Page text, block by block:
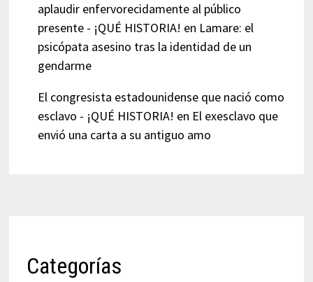
aplaudir enfervorecidamente al público
presente - ¡QUÉ HISTORIA! en Lamare: el
psicópata asesino tras la identidad de un
gendarme
El congresista estadounidense que nació como
esclavo - ¡QUÉ HISTORIA! en El exesclavo que
envió una carta a su antiguo amo
Categorías